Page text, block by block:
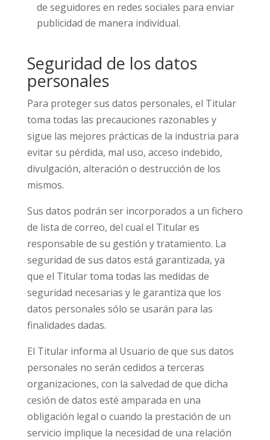
de seguidores en redes sociales para enviar
publicidad de manera individual.
Seguridad de los datos
personales
Para proteger sus datos personales, el Titular
toma todas las precauciones razonables y
sigue las mejores prácticas de la industria para
evitar su pérdida, mal uso, acceso indebido,
divulgación, alteración o destrucción de los
mismos.
Sus datos podrán ser incorporados a un fichero
de lista de correo, del cual el Titular es
responsable de su gestión y tratamiento. La
seguridad de sus datos está garantizada, ya
que el Titular toma todas las medidas de
seguridad necesarias y le garantiza que los
datos personales sólo se usarán para las
finalidades dadas.
El Titular informa al Usuario de que sus datos
personales no serán cedidos a terceras
organizaciones, con la salvedad de que dicha
cesión de datos esté amparada en una
obligación legal o cuando la prestación de un
servicio implique la necesidad de una relación